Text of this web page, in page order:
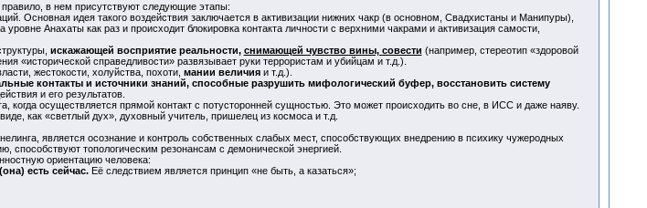
в нем присутствуют следующие этапы:
Основная идея такого воздействия заключается в активизации нижних чакр (в основном, Свадхистаны и Манипуры),
Анахаты как раз и происходит блокировка контакта личности с верхними чакрами и активизация самости,
искажающей восприятие реальности, снимающей чувство вины, совести (например, стереотип «здоровой
«исторической справедливости» развязывает руки террористам и убийцам и т.д.).
жестокости, холуйства, похоти, мании величия и т.д.).
контакты и источники знаний, способные разрушить мифологический буфер, восстановить систему
и его результатов.
когда осуществляется прямой контакт с потусторонней сущностью. Это может происходить во сне, в ИСС и даже наяву.
как «светлый дух», духовный учитель, пришелец из космоса и т.д.
является осознание и контроль собственных слабых мест, способствующих внедрению в психику чужеродных
способствуют топологическим резонансам с демонической энергией.
ориентацию человека:
есть сейчас.Её следствием является принцип «не быть, а казаться»;